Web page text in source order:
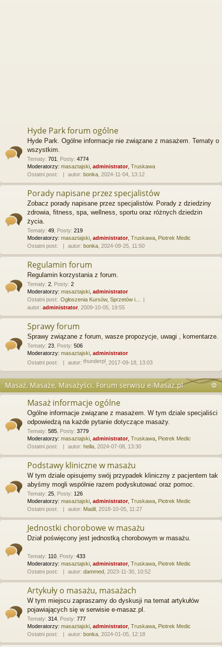
Hyde Park forum ogólne
Hyde Park. Ogólne informacje nie związane z masażem. Tematy o
wszystkim.
Tematy: 701 Posty: 4774
Moderatorzy: masaztajski administrator, Truskawa
Ostatni post:
autor: bonka , 2024-11-04, 13:12
Porady napisane przez specjalistów
Zobacz porady napisane przez specjalistów. Porady z dziedziny
zdrowia, fitness, spa, wellness, sportu oraz różnych dziedzin
życia.
Tematy: 49 Posty: 219
Moderatorzy: masaztajski administrator, Truskawa Piotrek Medic
Ostatni post:
autor: bonka , 2024-09-25, 11:50
Regulamin forum
Regulamin korzystania z forum.
Tematy: 2 Posty: 2
Moderatorzy: masaztajski administrator
Ostatni post: Ogłoszenia Kursów, Sprzetów i…
autor: administrator, 2009-10-05, 19:55
Sprawy forum
Sprawy związane z forum, wasze propozycje, uwagi , komentarze.
Tematy: 23 Posty: 506
Moderatorzy: masaztajski administrator
Ostatni post:
autor: thunderpl , 2017-09-18, 13:03
Masaż, Masaże, Masażyści. Forum serwisu e-Masaz.pl
Masaż informacje ogólne
Ogólne informacje związane z masażem. W tym dziale specjaliści
odpowiedzą na każde pytanie dotyczące masaży.
Tematy: 585 Posty: 3779
Moderatorzy: masaztajski administrator, Truskawa Piotrek Medic
Ostatni post:
autor: hella , 2024-07-08, 13:30
Podstawy kliniczne w masażu
W tym dziale opisujemy swój przypadek kliniczny z pacjentem tak
abyśmy mogli wspólnie razem podyskutować oraz pomoc.
Tematy: 25 Posty: 126
Moderatorzy: masaztajski administrator, Truskawa Piotrek Medic
Ostatni post:
autor: Madil , 2018-10-05, 11:27
Jednostki chorobowe w masażu
Dział poświęcony jest jednostką chorobowym w masażu.
Tematy: 110 Posty: 433
Moderatorzy: masaztajski administrator, Truskawa Piotrek Medic
Ostatni post:
autor: dammed , 2023-11-30, 10:52
Artykuły o masażu, masażach
W tym miejscu zapraszamy do dyskusji na temat artykułów
pojawiających się w serwisie e-masaz.pl.
Tematy: 314 Posty: 777
Moderatorzy: masaztajski administrator, Truskawa Piotrek Medic
Ostatni post:
autor: bonka , 2024-01-05, 12:18